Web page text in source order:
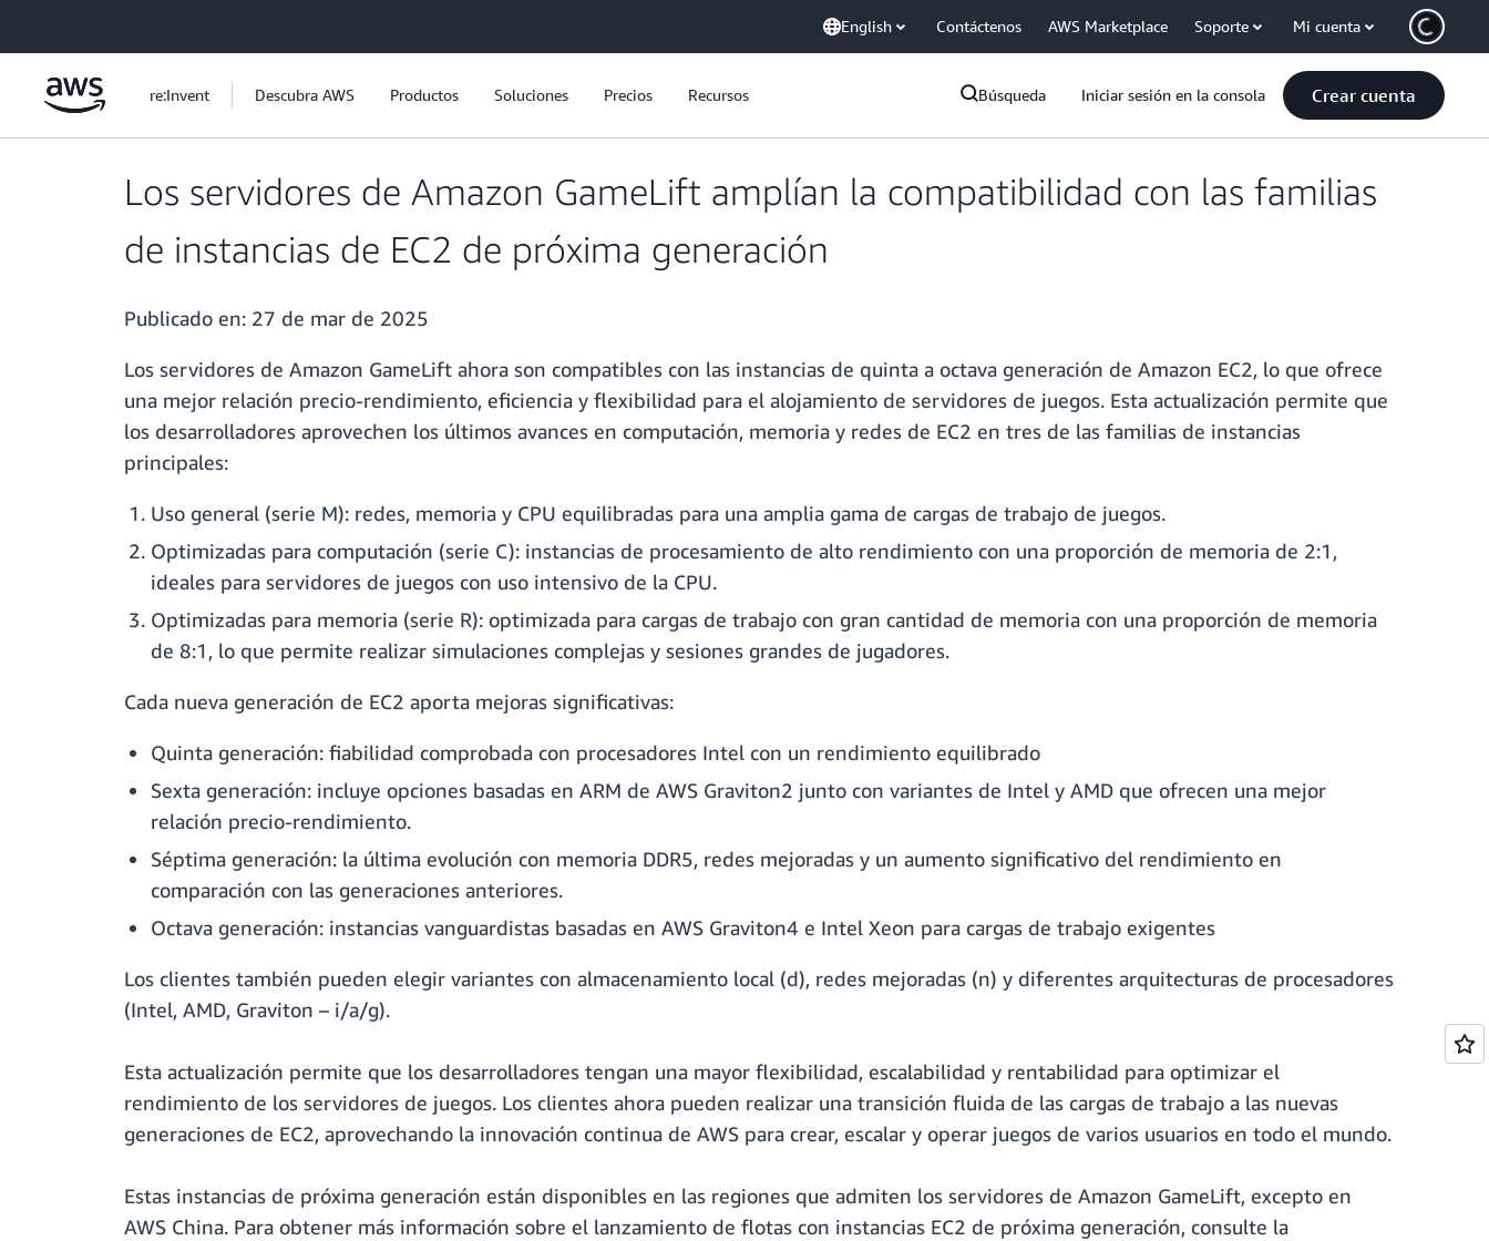
English Contáctenos AWS Marketplace Soporte Mi cuenta
re:Invent Descubra AWS Productos Soluciones Precios Recursos Búsqueda Iniciar sesión en la consola Crear cuenta
Los servidores de Amazon GameLift amplían la compatibilidad con las familias
de instancias de EC2 de próxima generación
Publicado en: 27 de mar de 2025
Los servidores de Amazon GameLift ahora son compatibles con las instancias de quinta a octava generación de Amazon EC2, lo que ofrece
una mejor relación precio-rendimiento, eficiencia y flexibilidad para el alojamiento de servidores de juegos. Esta actualización permite que
los desarrolladores aprovechen los últimos avances en computación, memoria y redes de EC2 en tres de las familias de instancias
principales:
Uso general (serie M): redes, memoria y CPU equilibradas para una amplia gama de cargas de trabajo de juegos.
Optimizadas para computación (serie C): instancias de procesamiento de alto rendimiento con una proporción de memoria de 2:1,
ideales para servidores de juegos con uso intensivo de la CPU.
Optimizadas para memoria (serie R): optimizada para cargas de trabajo con gran cantidad de memoria con una proporción de memoria
de 8:1, lo que permite realizar simulaciones complejas y sesiones grandes de jugadores.
Cada nueva generación de EC2 aporta mejoras significativas:
Quinta generación: fiabilidad comprobada con procesadores Intel con un rendimiento equilibrado
Sexta generación: incluye opciones basadas en ARM de AWS Graviton2 junto con variantes de Intel y AMD que ofrecen una mejor
relación precio-rendimiento.
Séptima generación: la última evolución con memoria DDR5, redes mejoradas y un aumento significativo del rendimiento en
comparación con las generaciones anteriores.
Octava generación: instancias vanguardistas basadas en AWS Graviton4 e Intel Xeon para cargas de trabajo exigentes
Los clientes también pueden elegir variantes con almacenamiento local (d), redes mejoradas (n) y diferentes arquitecturas de procesadores
(Intel, AMD, Graviton – i/a/g).
Esta actualización permite que los desarrolladores tengan una mayor flexibilidad, escalabilidad y rentabilidad para optimizar el
rendimiento de los servidores de juegos. Los clientes ahora pueden realizar una transición fluida de las cargas de trabajo a las nuevas
generaciones de EC2, aprovechando la innovación continua de AWS para crear, escalar y operar juegos de varios usuarios en todo el mundo.
Estas instancias de próxima generación están disponibles en las regiones que admiten los servidores de Amazon GameLift, excepto en
AWS China. Para obtener más información sobre el lanzamiento de flotas con instancias EC2 de próxima generación, consulte la